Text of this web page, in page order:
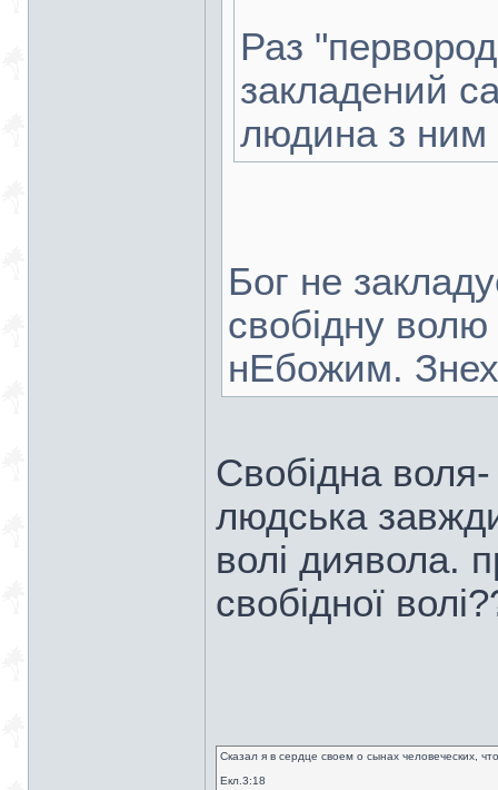
Раз
закладений
людина з ним
Бог не
свобідну
нЕбожим.
Свобідна
людська
волі диявола.
свобідної
Сказал я в сердце своем о сынах человеческих,
Екл.3:18